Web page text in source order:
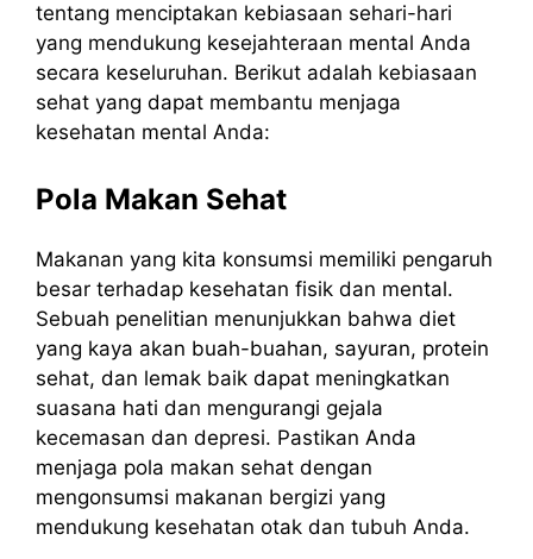
tentang menciptakan kebiasaan sehari-hari
yang mendukung kesejahteraan mental Anda
secara keseluruhan. Berikut adalah kebiasaan
sehat yang dapat membantu menjaga
kesehatan mental Anda:
Pola Makan Sehat
Makanan yang kita konsumsi memiliki pengaruh
besar terhadap kesehatan fisik dan mental.
Sebuah penelitian menunjukkan bahwa diet
yang kaya akan buah-buahan, sayuran, protein
sehat, dan lemak baik dapat meningkatkan
suasana hati dan mengurangi gejala
kecemasan dan depresi. Pastikan Anda
menjaga pola makan sehat dengan
mengonsumsi makanan bergizi yang
mendukung kesehatan otak dan tubuh Anda.